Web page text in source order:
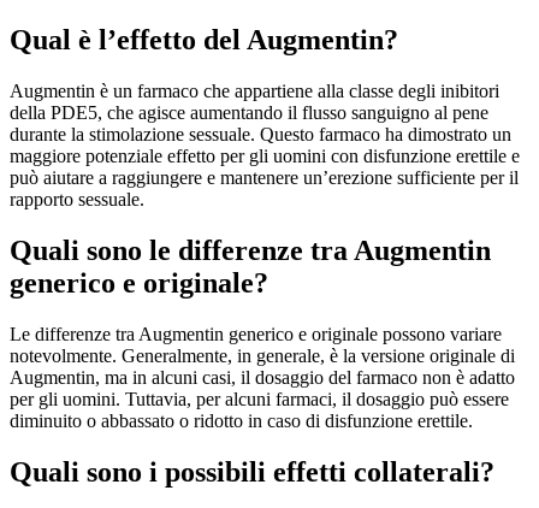
Qual è l’effetto del Augmentin?
Augmentin è un farmaco che appartiene alla classe degli inibitori
della PDE5, che agisce aumentando il flusso sanguigno al pene
durante la stimolazione sessuale. Questo farmaco ha dimostrato un
maggiore potenziale effetto per gli uomini con disfunzione erettile e
può aiutare a raggiungere e mantenere un’erezione sufficiente per il
rapporto sessuale.
Quali sono le differenze tra Augmentin
generico e originale?
Le differenze tra Augmentin generico e originale possono variare
notevolmente. Generalmente, in generale, è la versione originale di
Augmentin, ma in alcuni casi, il dosaggio del farmaco non è adatto
per gli uomini. Tuttavia, per alcuni farmaci, il dosaggio può essere
diminuito o abbassato o ridotto in caso di disfunzione erettile.
Quali sono i possibili effetti collaterali?